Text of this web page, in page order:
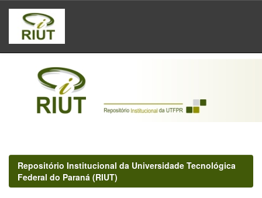
Skip
navigation
Repositório Institucional da Universidade Tecnológica
Federal do Paraná (RIUT)